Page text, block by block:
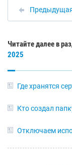
Читайте далее в
2025
Где хранятся
Кто создал
Отключаем